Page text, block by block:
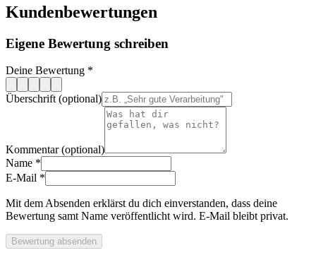
Kundenbewertungen
Eigene Bewertung schreiben
Deine Bewertung *
Überschrift (optional)
Kommentar (optional)
Name *
E-Mail *
Mit dem Absenden erklärst du dich einverstanden, dass deine
Bewertung samt Name veröffentlicht wird. E-Mail bleibt privat.
Bewertung absenden